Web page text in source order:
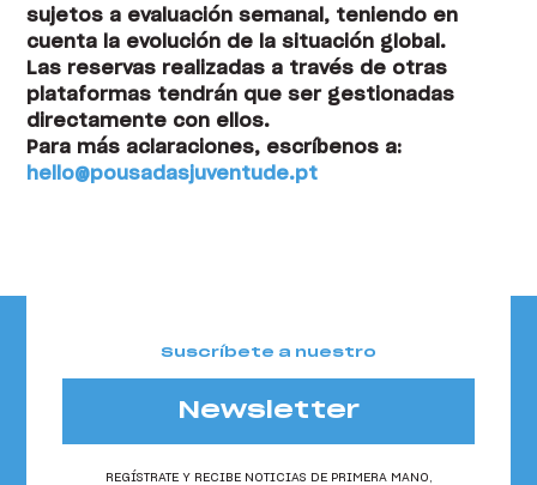
sujetos a evaluación semanal, teniendo en
cuenta la evolución de la situación global.
Las reservas realizadas a través de otras
plataformas tendrán que ser gestionadas
directamente con ellos.
Para más aclaraciones, escríbenos a:
hello@pousadasjuventude.pt
Suscríbete a nuestro
Newsletter
REGÍSTRATE Y RECIBE NOTICIAS DE PRIMERA MANO,